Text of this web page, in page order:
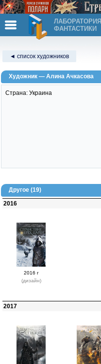
ЛАБОРАТОРИЯ
ФАНТАСТИКИ
◄ список художников
Художник — Алина Ачкасова
Страна: Украина
Другое (19)
2016
2016 г
(дизайн)
2017